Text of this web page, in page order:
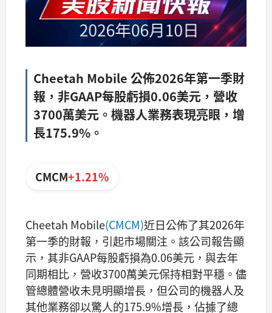
Cheetah Mobile 公佈2026年第一季財
報，非GAAP每股虧損0.06美元，營收
3700萬美元。機器人業務表現亮眼，增
長175.9%。
CMCM+1.21%
Cheetah Mobile(CMCM)近日公佈了其2026年
第一季的財報，引起市場關注。該公司報告顯
示，其非GAAP每股虧損為0.06美元，與去年
同期相比，營收3700萬美元保持相對平穩。儘
管總體營收未見明顯增長，但公司的機器人及
其他業務卻以驚人的175.9%增長，佔據了總